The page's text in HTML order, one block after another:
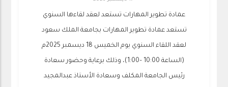
عمادة تطوير المهارات تستعد لعقد لقاءها السنوي
تستعد عمادة تطوير المهارات بجامعة الملك سعود
لعقد اللقاء السنوي يوم الخميس 18 ديسمبر 2025م
(الساعة 10:00 –1:00)، وذلك برعاية وحضور سعادة
رئيس الجامعة المكلف وسعادة الأستاذ عبدالمجيد